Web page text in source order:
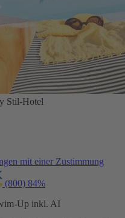
Stil-Hotel
mit einer Zustimmung
(800) 84%
Up inkl. AI